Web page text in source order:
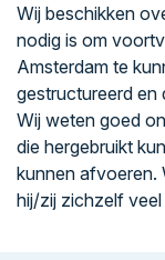
Wij beschikken
nodig is om
Amsterdam te
gestructureerd en
Wij weten goed
die hergebruikt
kunnen afvoeren.
hij/zij zichzelf